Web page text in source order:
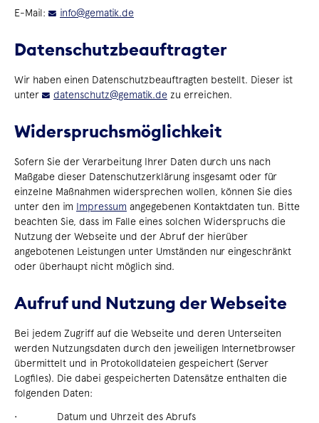
E-Mail:
info@gematik.de
Datenschutzbeauftragter
Wir haben einen Datenschutzbeauftragten bestellt. Dieser ist
unter
datenschutz@gematik.de zu erreichen.
Widerspruchsmöglichkeit
Sofern Sie der Verarbeitung Ihrer Daten durch uns nach
Maßgabe dieser Datenschutzerklärung insgesamt oder für
einzelne Maßnahmen widersprechen wollen, können Sie dies
unter den im Impressum angegebenen Kontaktdaten tun. Bitte
beachten Sie, dass im Falle eines solchen Widerspruchs die
Nutzung der Webseite und der Abruf der hierüber
angebotenen Leistungen unter Umständen nur eingeschränkt
oder überhaupt nicht möglich sind.
Aufruf und Nutzung der Webseite
Bei jedem Zugriff auf die Webseite und deren Unterseiten
werden Nutzungsdaten durch den jeweiligen Internetbrowser
übermittelt und in Protokolldateien gespeichert (Server
Logfiles). Die dabei gespeicherten Datensätze enthalten die
folgenden Daten:
• Datum und Uhrzeit des Abrufs